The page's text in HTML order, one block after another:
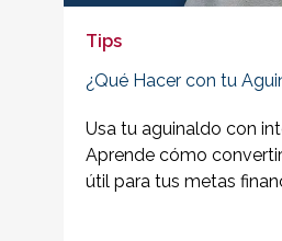
Tips
¿Qué Hacer con tu
Usa tu aguinaldo con
Aprende cómo
útil para tus metas